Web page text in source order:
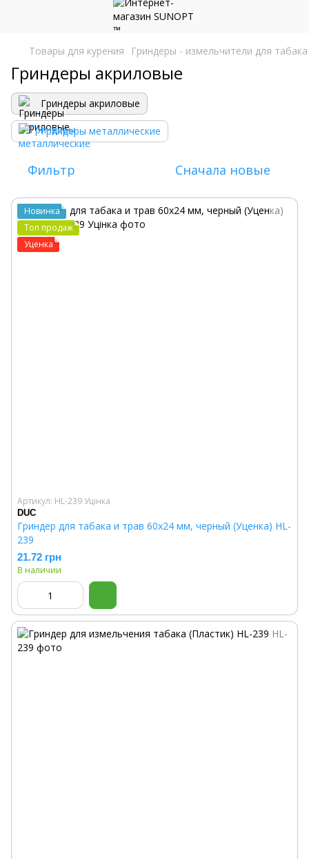
Товары для курения Гриндеры - измельчители для
Гриндеры акриловые
Гриндеры акриловые
Гриндеры металлические
Фильтр Сначала новые
Новинка
Топ продаж
Уценка
Артикул: HL-239 Уцінка
DUC
Гриндер для табака и трав 60х24 мм, черный (Уценка) HL-
239
21.72 грн
В наличии